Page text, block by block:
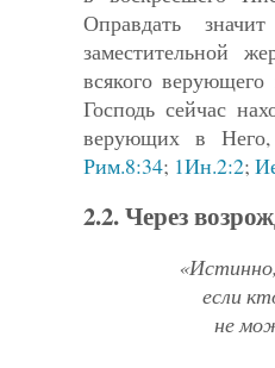
Оправдать
заместительной
всякого
Господь сейчас
верующих в
Рим.8:34; 1Ин.2:2;
2.2. Через
если
не